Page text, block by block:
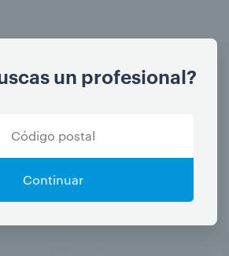
un profesional?
Continuar